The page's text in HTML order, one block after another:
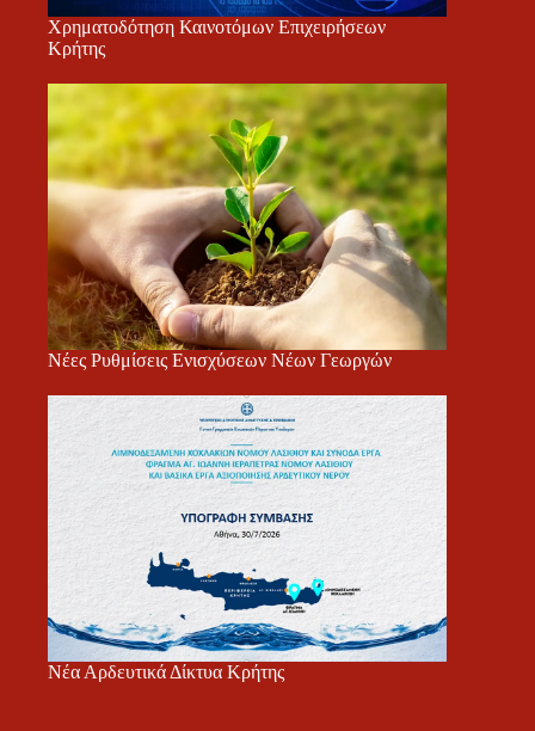
Χρηματοδότηση Καινοτόμων Επιχειρήσεων
Κρήτης
Νέες Ρυθμίσεις Ενισχύσεων Νέων Γεωργών
Νέα Αρδευτικά Δίκτυα Κρήτης